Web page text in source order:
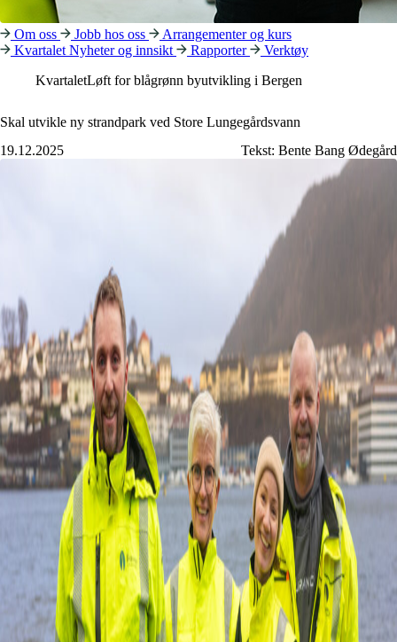
Om oss Jobb hos oss
Arrangementer og kurs
Kvartalet Nyheter og innsikt Rapporter
Verktøy
KvartaletLøft for blågrønn byutvikling i Bergen
Skal utvikle ny strandpark ved Store Lungegårdsvann
19.12.2025
Tekst: Bente Bang Ødegård